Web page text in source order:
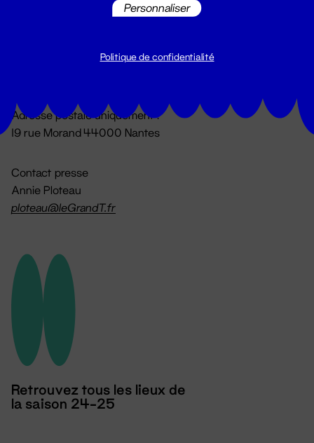
Du lundi au vendredi 14h → 18h
Adresse postale uniquement :
19 rue Morand 44000 Nantes
Contact presse
Annie Ploteau
ploteau@leGrandT.fr
Retrouvez tous les lieux de
la saison 24-25
Personnaliser
Politique de confidentialité